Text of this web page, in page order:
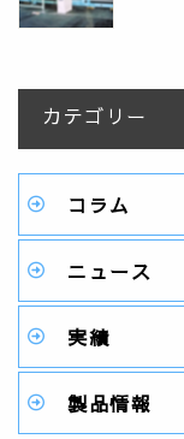
カテゴリー
コラム
ニュース
実績
製品情報